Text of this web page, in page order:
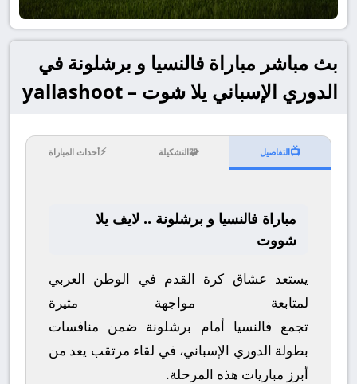
بث مباشر مباراة فالنسيا و برشلونة في
الدوري الإسباني يلا شوت – yallashoot
📺التفاصيل 🧩التشكيلة ⚡أحداث المباراة
مباراة فالنسيا و برشلونة .. لايف يلا
شووت
يستعد عشاق كرة القدم في الوطن العربي
لمتابعة مواجهة مثيرة
تجمع فالنسيا أمام برشلونة ضمن منافسات
بطولة الدوري الإسباني، في لقاء مرتقب يعد من
أبرز مباريات هذه المرحلة.